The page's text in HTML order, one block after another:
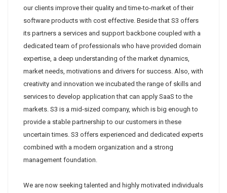
our clients improve their quality and time-to-market of their
software products with cost effective. Beside that S3 offers
its partners a services and support backbone coupled with a
dedicated team of professionals who have provided domain
expertise, a deep understanding of the market dynamics,
market needs, motivations and drivers for success. Also, with
creativity and innovation we incubated the range of skills and
services to develop application that can apply SaaS to the
markets. S3 is a mid-sized company, which is big enough to
provide a stable partnership to our customers in these
uncertain times. S3 offers experienced and dedicated experts
combined with a modern organization and a strong
management foundation.
We are now seeking talented and highly motivated individuals